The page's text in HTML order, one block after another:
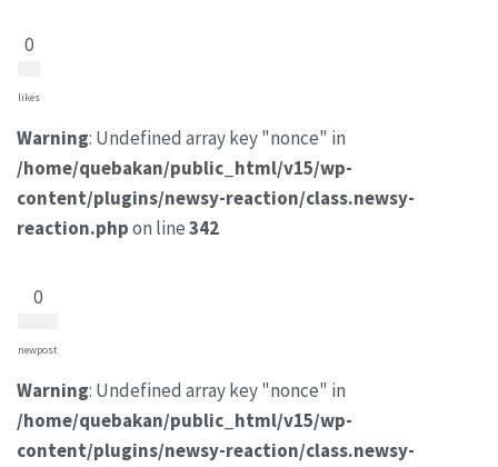
0
likes
Warning: Undefined array key "nonce" in
/home/quebakan/public_html/v15/wp-
content/plugins/newsy-reaction/class.newsy-
reaction.phpon line342
0
newpost
Warning: Undefined array key "nonce" in
/home/quebakan/public_html/v15/wp-
content/plugins/newsy-reaction/class.newsy-